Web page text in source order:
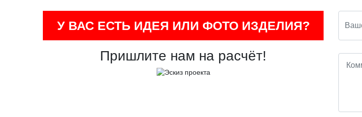
У ВАС ЕСТЬ ИДЕЯ ИЛИ ФОТО ИЗДЕЛИЯ?
Пришлите нам на расчёт!